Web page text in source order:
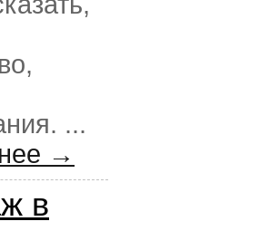
...
→
в